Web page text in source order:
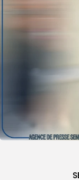
AGENDA
SANTE